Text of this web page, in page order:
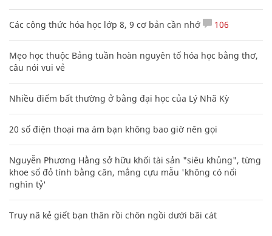
Các công thức hóa học lớp 8, 9 cơ bản cần nhớ 106
Mẹo học thuộc Bảng tuần hoàn nguyên tố hóa học bằng thơ,
câu nói vui vẻ
Nhiều điểm bất thường ở bằng đại học của Lý Nhã Kỳ
20 số điện thoại ma ám bạn không bao giờ nên gọi
Nguyễn Phương Hằng sở hữu khối tài sản "siêu khủng", từng
khoe sổ đỏ tính bằng cân, mắng cựu mẫu 'không có nổi
nghìn tỷ'
Truy nã kẻ giết bạn thân rồi chôn ngồi dưới bãi cát